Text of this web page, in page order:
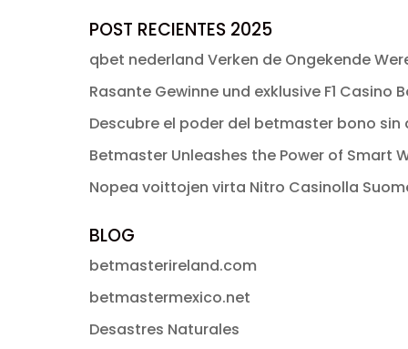
original
era:
actual
es:
POST RECIENTES 2025
qbet nederland Verken de Ongekende
Rasante Gewinne und exklusive F1 Casino
Descubre el poder del betmaster bono
Betmaster Unleashes the Power of Smart
Nopea voittojen virta Nitro Casinolla
BLOG
betmasterireland.com
betmastermexico.net
Desastres Naturales